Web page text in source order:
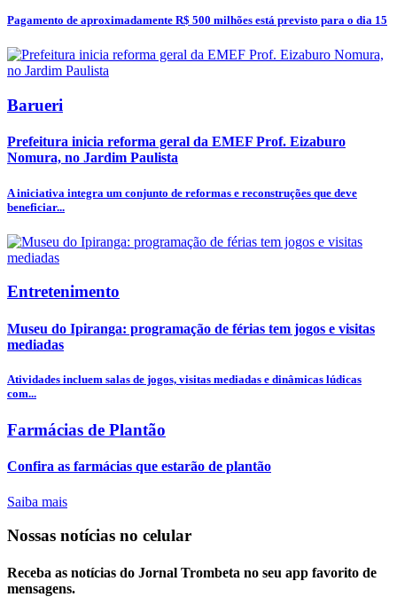
Pagamento de aproximadamente R$ 500 milhões está previsto para o dia 15
Barueri
Prefeitura inicia reforma geral da EMEF Prof. Eizaburo
Nomura, no Jardim Paulista
A iniciativa integra um conjunto de reformas e reconstruções que deve
beneficiar...
Entretenimento
Museu do Ipiranga: programação de férias tem jogos e visitas
mediadas
Atividades incluem salas de jogos, visitas mediadas e dinâmicas lúdicas
com...
Farmácias de Plantão
Confira as farmácias que estarão de plantão
Saiba mais
Nossas notícias no celular
Receba as notícias do Jornal Trombeta no seu app favorito de
mensagens.